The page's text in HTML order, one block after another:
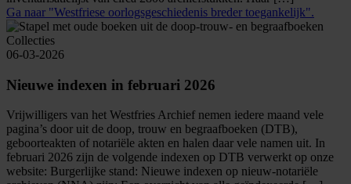
Ga naar "Westfriese oorlogsgeschiedenis breder toegankelijk".
Collecties
06-03-2026
Nieuwe indexen in februari 2026
Vrijwilligers van het Westfries Archief nemen iedere maand vele
pagina’s door uit de doop, trouw en begraafboeken (DTB),
geboorteakten of notariële akten en halen daar vele namen uit. In
februari 2026 zijn de volgende indexen op DTB verwerkt op onze
website: Burgerlijke stand: Nieuwe indexen op nieuw-notariële